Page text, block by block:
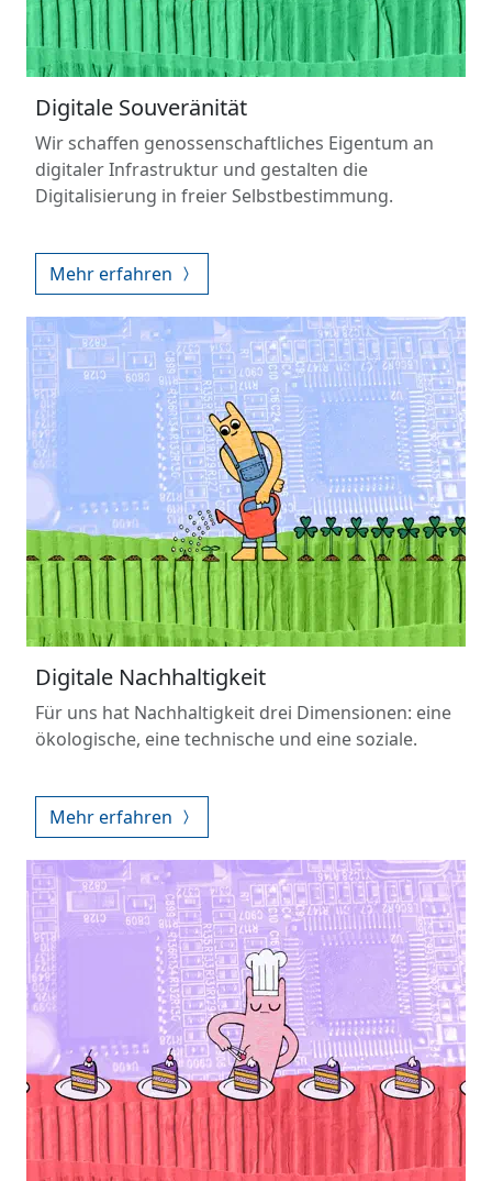
Digitale Souveränität
Wir schaffen genossenschaftliches Eigentum an
digitaler Infrastruktur und gestalten die
Digitalisierung in freier Selbstbestimmung.
Mehr erfahren
Digitale Nachhaltigkeit
Für uns hat Nachhaltigkeit drei Dimensionen: eine
ökologische, eine technische und eine soziale.
Mehr erfahren